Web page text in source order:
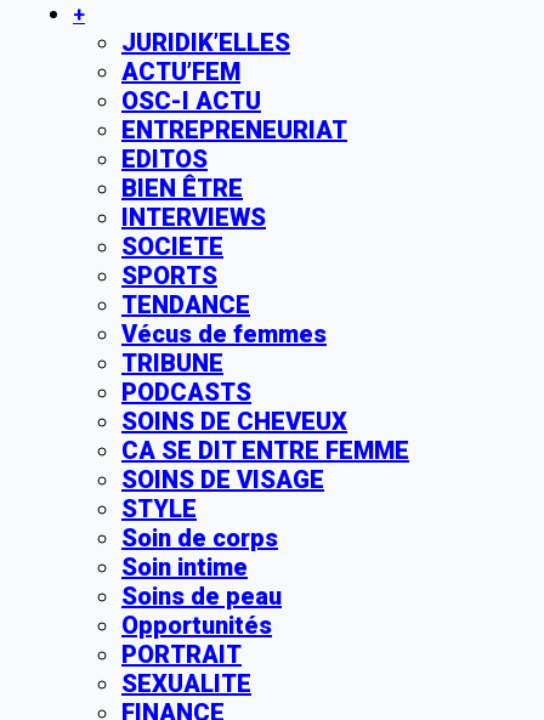
+
JURIDIK’ELLES
ACTU’FEM
OSC-I ACTU
ENTREPRENEURIAT
EDITOS
BIEN ÊTRE
INTERVIEWS
SOCIETE
SPORTS
TENDANCE
Vécus de femmes
TRIBUNE
PODCASTS
SOINS DE CHEVEUX
CA SE DIT ENTRE FEMME
SOINS DE VISAGE
STYLE
Soin de corps
Soin intime
Soins de peau
Opportunités
PORTRAIT
SEXUALITE
FINANCE